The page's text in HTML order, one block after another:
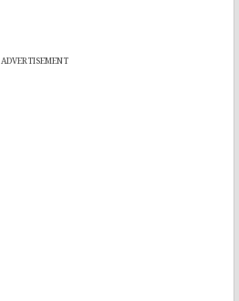
ADVERTISEMENT